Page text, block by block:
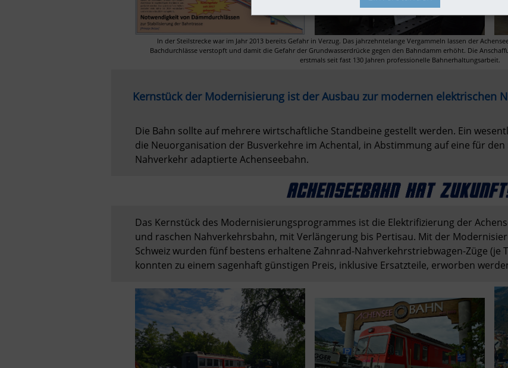
In der Steilstrecke war im Jahr 2013 bereits Gefahr in Verzug. Das jahrzehntelange Vergammeln lassen der
Bachdurchlässe verstopft und damit die Gefahr der Grundwasserdrücke gegen den Bahndamm erhöht. Die
erstmals seit fast 130 Jahren professionelle Bahnerhaltungsarbeit.
Kernstück der Modernisierung ist der Ausbau zur modernen elektrischen
Die Bahn sollte auf mehrere wirtschaftliche Standbeine gestellt werden. Ein
die Neuorganisation der Busverkehre im Achental, in Abstimmung auf eine für
Nahverkehr adaptierte Achenseebahn.
Das Kernstück des Modernisierungsprogrammes ist die Elektrifizierung der
und raschen Nahverkehrsbahn, mit Verlängerung bis Pertisau. Mit der
Schweiz wurden fünf bestens erhaltene Zahnrad-Nahverkehrstriebwagen-Züge (je
konnten zu einem sagenhaft günstigen Preis, inklusive Ersatzteile, erworben